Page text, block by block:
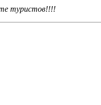
туристов!!!!